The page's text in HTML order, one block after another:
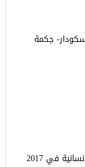
جكمة
في 2017